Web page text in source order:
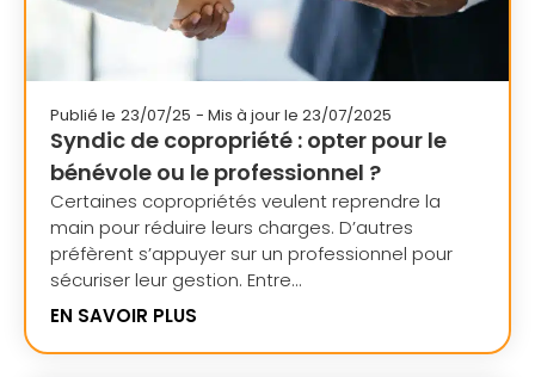
Publié le 23/07/25 - Mis à jour le 23/07/2025
Syndic de copropriété : opter pour le
bénévole ou le professionnel ?
Certaines copropriétés veulent reprendre la
main pour réduire leurs charges. D’autres
préfèrent s’appuyer sur un professionnel pour
sécuriser leur gestion. Entre...
EN SAVOIR PLUS